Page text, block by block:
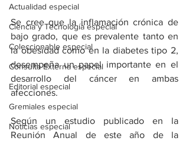
Actualidad especial
Ciencia y Tecnología especial
Coleccionable especial
Consulta Externa especial
Editorial especial
Gremiales especial
Noticias especial
Se cree que la inflamación crónica de
bajo grado, que es prevalente tanto en
la obesidad como en la diabetes tipo 2,
desempeña un papel importante en el
desarrollo del cáncer en ambas
afecciones.
Según un estudio publicado en la
Reunión Anual de este año de la